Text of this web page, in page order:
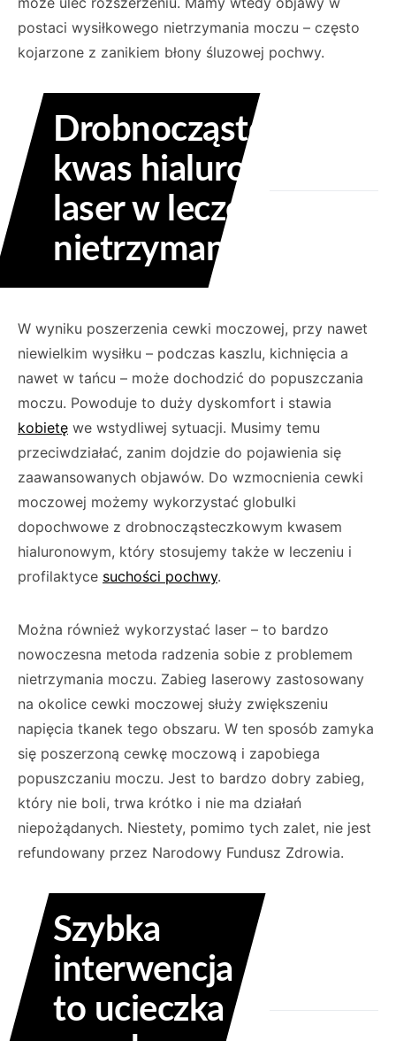
postaci wysiłkowego nietrzymania moczu – często
kojarzone z zanikiem błony śluzowej pochwy.
Drobnocząsteczkowy
kwas hialuronowy i
laser w leczeniu
nietrzymania moczu
W wyniku poszerzenia cewki moczowej, przy nawet
niewielkim wysiłku – podczas kaszlu, kichnięcia a
nawet w tańcu – może dochodzić do popuszczania
moczu. Powoduje to duży dyskomfort i stawia
kobietę we wstydliwej sytuacji. Musimy temu
przeciwdziałać, zanim dojdzie do pojawienia się
zaawansowanych objawów. Do wzmocnienia cewki
moczowej możemy wykorzystać globulki
dopochwowe z drobnocząsteczkowym kwasem
hialuronowym, który stosujemy także w leczeniu i
profilaktyce suchości pochwy.
Można również wykorzystać laser – to bardzo
nowoczesna metoda radzenia sobie z problemem
nietrzymania moczu. Zabieg laserowy zastosowany
na okolice cewki moczowej służy zwiększeniu
napięcia tkanek tego obszaru. W ten sposób zamyka
się poszerzoną cewkę moczową i zapobiega
popuszczaniu moczu. Jest to bardzo dobry zabieg,
który nie boli, trwa krótko i nie ma działań
niepożądanych. Niestety, pomimo tych zalet, nie jest
refundowany przez Narodowy Fundusz Zdrowia.
Szybka
interwencja
to ucieczka